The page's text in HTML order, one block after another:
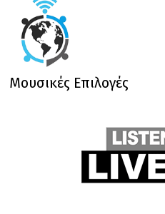
Μουσικές Επιλογές